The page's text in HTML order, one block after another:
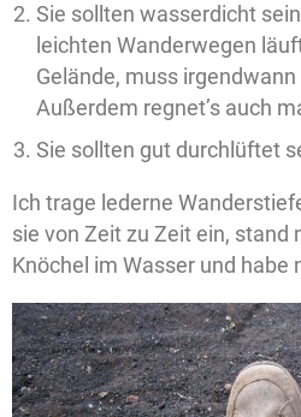
Sie sollten wasserdicht
leichten Wanderwegen
Gelände, muss
Außerdem regnet’s auch
Sie sollten gut durchlüftet
Ich trage lederne
sie von Zeit zu Zeit ein, stand
Knöchel im Wasser und habe